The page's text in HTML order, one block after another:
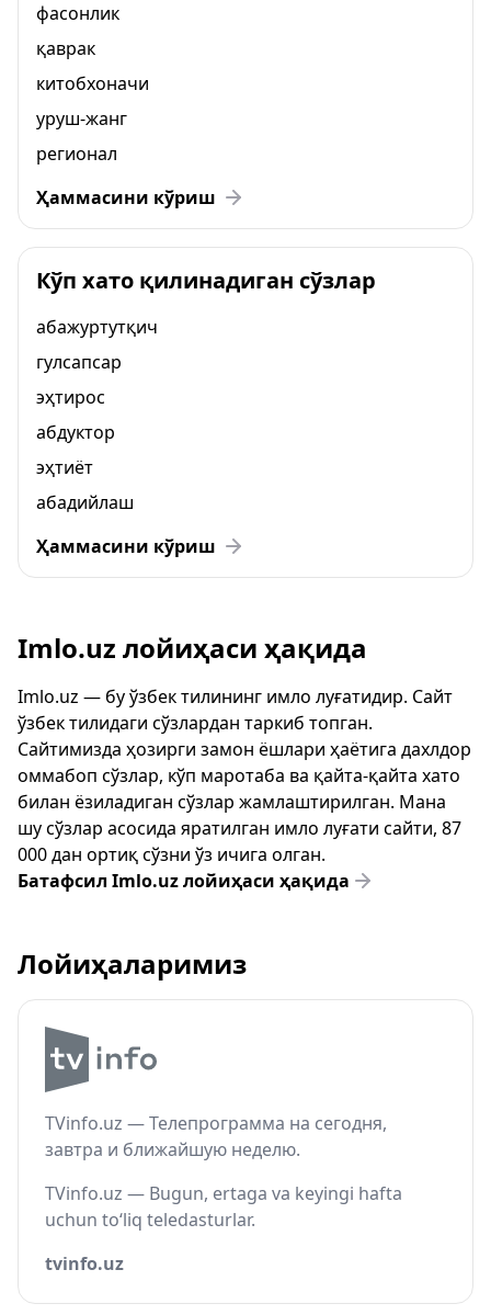
фасонлик
қаврак
китобхоначи
уруш-жанг
регионал
Ҳаммасини кўриш
Кўп хато қилинадиган сўзлар
абажуртутқич
гулсапсар
эҳтирос
абдуктор
эҳтиёт
абадийлаш
Ҳаммасини кўриш
Imlo.uz лойиҳаси ҳақида
Imlo.uz — бу ўзбек тилининг имло луғатидир. Сайт
ўзбек тилидаги сўзлардан таркиб топган.
Сайтимизда ҳозирги замон ёшлари ҳаётига дахлдор
оммабоп сўзлар, кўп маротаба ва қайта-қайта хато
билан ёзиладиган сўзлар жамлаштирилган. Мана
шу сўзлар асосида яратилган имло луғати сайти, 87
000 дан ортиқ сўзни ўз ичига олган.
Батафсил Imlo.uz лойиҳаси ҳақида
Лойиҳаларимиз
TVinfo.uz — Телепрограмма на сегодня,
завтра и ближайшую неделю.
TVinfo.uz — Bugun, ertaga va keyingi hafta
uchun to‘liq teledasturlar.
tvinfo.uz